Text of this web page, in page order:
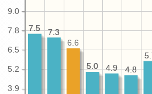
3.9
5.2
6.5
7.8
9.0
4.8
4.9
5.0
7.3
7.5
4.8
4.9
5.0
6.6
7.3
7.5